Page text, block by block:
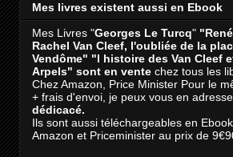
Mes livres existent aussi en Ebook
Mes Livres "Georges Le Turcq"
Rachel Van Cleef, l'oubliée de la
Vendôme" "l histoire des Van Cleef
Arpels" sont en vente chez tous les
Chez Amazon, Price Minister Pour le
+ frais d'envoi, je peux vous en
dédicacé.
Ils sont aussi téléchargeables en
Amazon et Priceminister au prix de